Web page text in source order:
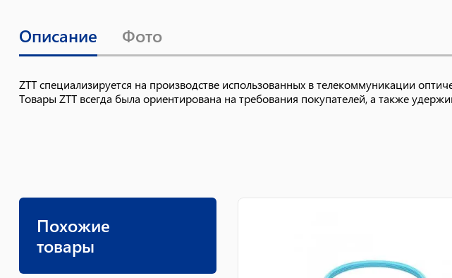
Описание Фото
ZTT специализируется на производстве использованных в телекоммуникации
Товары ZTT всегда была ориентирована на требования покупателей, а также
Похожие
товары